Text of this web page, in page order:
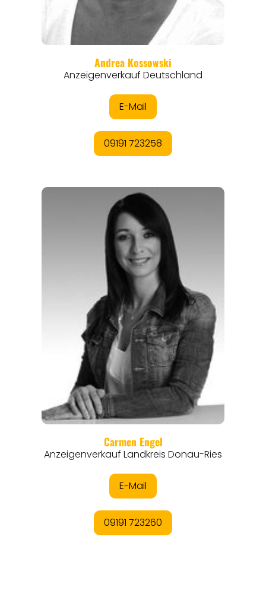
THEMEN
ANGEBOTE